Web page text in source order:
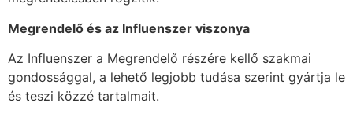
Megrendelő és az Influenszer viszonya
Az Influenszer a Megrendelő részére kellő szakmai
gondossággal, a lehető legjobb tudása szerint gyártja le
és teszi közzé tartalmait.